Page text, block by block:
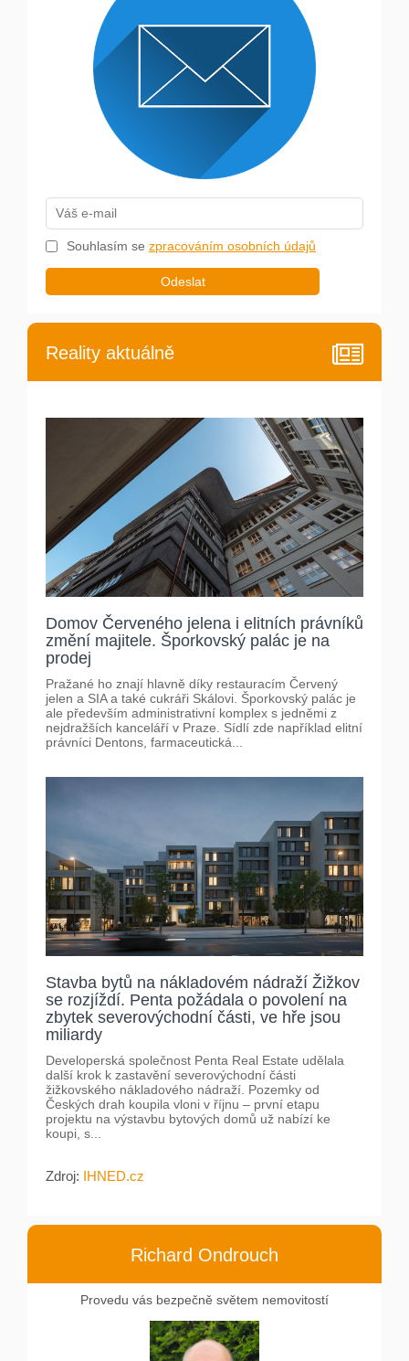
Souhlasím se zpracováním osobních údajů
Odeslat
Reality aktuálně
Domov Červeného jelena i elitních právníků
změní majitele. Šporkovský palác je na
prodej
Pražané ho znají hlavně díky restauracím Červený
jelen a SIA a také cukráři Skálovi. Šporkovský palác je
ale především administrativní komplex s jedněmi z
nejdražších kanceláří v Praze. Sídlí zde například elitní
právníci Dentons, farmaceutická...
Stavba bytů na nákladovém nádraží Žižkov
se rozjíždí. Penta požádala o povolení na
zbytek severovýchodní části, ve hře jsou
miliardy
Developerská společnost Penta Real Estate udělala
další krok k zastavění severovýchodní části
žižkovského nákladového nádraží. Pozemky od
Českých drah koupila vloni v říjnu – první etapu
projektu na výstavbu bytových domů už nabízí ke
koupi, s...
Zdroj: IHNED.cz
Richard Ondrouch
Provedu vás bezpečně světem nemovitostí